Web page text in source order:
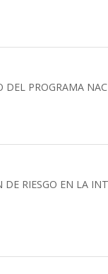
PROGRAMA
RIESGO EN LA